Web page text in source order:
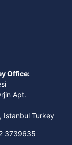
Office:
Apt.
Istanbul Turkey
3739635